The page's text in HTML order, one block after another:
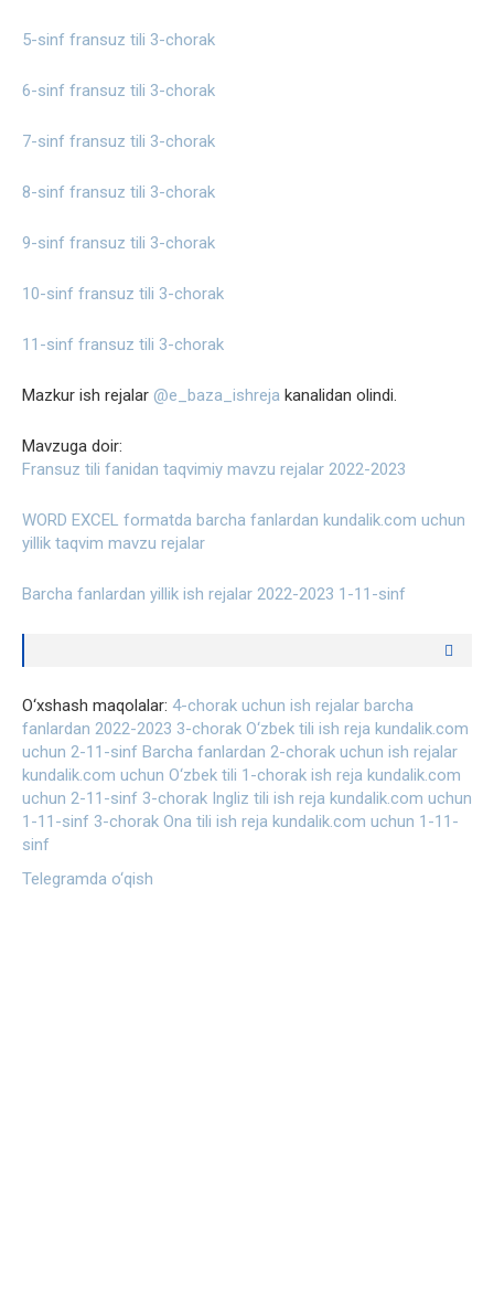
5-sinf fransuz tili 3-chorak
6-sinf fransuz tili 3-chorak
7-sinf fransuz tili 3-chorak
8-sinf fransuz tili 3-chorak
9-sinf fransuz tili 3-chorak
10-sinf fransuz tili 3-chorak
11-sinf fransuz tili 3-chorak
Mazkur ish rejalar @e_baza_ishreja kanalidan olindi.
Mavzuga doir:
Fransuz tili fanidan taqvimiy mavzu rejalar 2022-2023
WORD EXCEL formatda barcha fanlardan kundalik.com uchun
yillik taqvim mavzu rejalar
Barcha fanlardan yillik ish rejalar 2022-2023 1-11-sinf
O‘xshash maqolalar: 4-chorak uchun ish rejalar barcha
fanlardan 2022-2023 3-chorak O‘zbek tili ish reja kundalik.com
uchun 2-11-sinf Barcha fanlardan 2-chorak uchun ish rejalar
kundalik.com uchun O‘zbek tili 1-chorak ish reja kundalik.com
uchun 2-11-sinf 3-chorak Ingliz tili ish reja kundalik.com uchun
1-11-sinf 3-chorak Ona tili ish reja kundalik.com uchun 1-11-
sinf
Telegramda o‘qish